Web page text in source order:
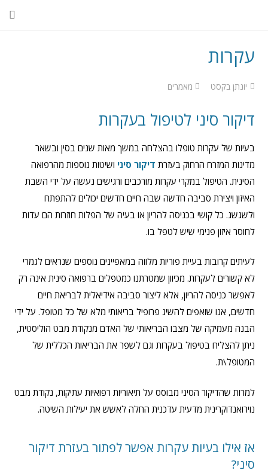
עקרות
יונתן בקסט מאמרים
דיקור סיני לטיפול בעקרות
בעיות של עקרות טופלו בהצלחה במשך מאות שנים בסין ובשאר
מדינות המזרח הרחוק בעזרת דיקור סיני ושיטות נוספות מהרפואה
הסינית. הטיפול במקרי עקרות מורכבים ורגישים נעשה על ידי השבת
האיזון ויצירת סביבה חדשה שבה חיים חדשים יכולים להתפתח
ולשגשג. כל קושי בכניסה להריון או בעיה של הפלות חוזרות הם עדות
לחוסר איזון פנימי שיש לטפל בו.
לעיתים קרובות בעיית פוריות מלווה במאפיינים נוספים שנראים לגמרי
לא קשורים לעקרות. מכיוון שמטרתנו כמטפלים ברפואה סינית אינה רק
לאפשר כניסה להריון, אלא ליצור סביבה אידיאלית לבריאת חיים
חדשים, אנו שואפים להשיג פרופיל בריאותי מלא של כל מטופל. על ידי
הבנה מעמיקה של מצבו הבריאותי של האדם מנקודת מבט הוליסטית,
ניתן להצליח בטיפול בעקרות וגם לשפר את הבריאות הכללית של
המטופל\ת.
למרות שהדיקור הסיני מבוסס על תיאוריות רפואיות עתיקות, נקודת מבט
נוירואנדוקרינית מדעית עדכנית החלה לאשש את יעילות השיטה.
אז אילו בעיות עקרות אפשר לפתור בעזרת דיקור
סיני?